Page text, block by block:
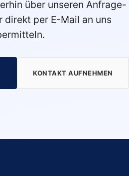
über unseren Anfrage-
direkt per E-Mail an uns
KONTAKT AUFNEHMEN